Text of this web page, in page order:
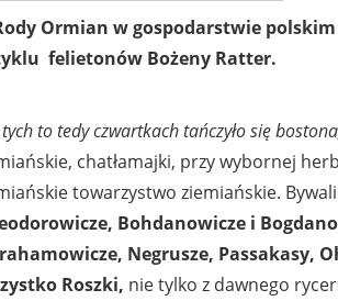
Ormian w gospodarstwie
felietonów Bożeny Ratter.
to tedy czwartkach tańczyło się
chatłamajki, przy wybornej
towarzystwo ziemiańskie.
Bohdanowicze i
Negrusze, Passakasy,
Roszki, nie tylko z dawnego